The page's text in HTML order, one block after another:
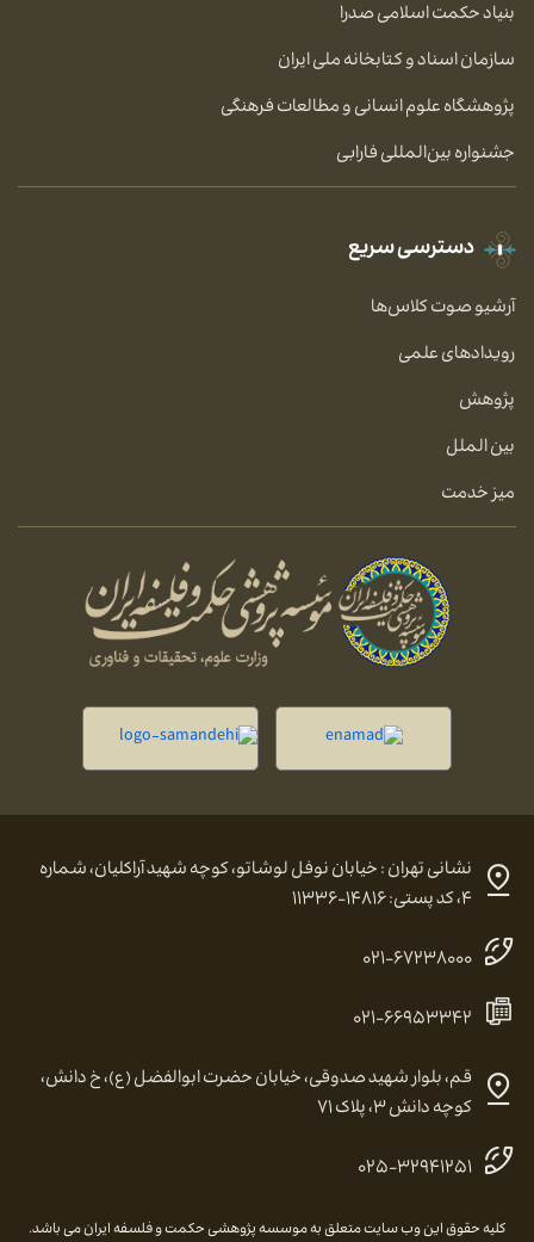
بنیاد حکمت اسلامی صدرا
سازمان اسناد و کتابخانه ملی ایران
پژوهشگاه علوم انسانی و مطالعات فرهنگی
جشنواره بین‌المللی فارابی
دسترسی سریع
آرشیو صوت کلاس‌ها
رویدادهای علمی
پژوهش
بین الملل
میز خدمت
نشانی تهران : خیابان نوفل لوشاتو، کوچه شهید آراکلیان، شماره
۴، کد پستی: ۱۴۸۱۶-۱۱۳۳۶
۰۲۱-۶۷۲۳۸۰۰۰
۰۲۱-۶۶۹۵۳۳۴۲
قم، بلوار شهید صدوقی، خیابان حضرت ابوالفضل (ع)، خ دانش،
کوچه دانش ۳، پلاک ۷۱
۰۲۵-۳۲۹۴۱۲۵۱
کلیه حقوق این وب سایت متعلق به موسسه پژوهشی حکمت و فلسفه ایران می باشد.